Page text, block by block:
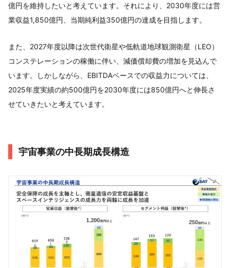
億円を維持したいと考えています。それにより、2030年度には営
業収益1,850億円、当期純利益350億円の達成を目指します。
また、2027年度以降は次世代衛星や低軌道地球観測衛星（LEO）
コンステレーションの稼働に伴い、減価償却費の増加を見込んで
います。しかしながら、EBITDAベースでの収益力については、
2025年度実績の約500億円を2030年度には850億円へと伸長さ
せていきたいと考えています。
宇宙事業の中⻑期成⻑構造